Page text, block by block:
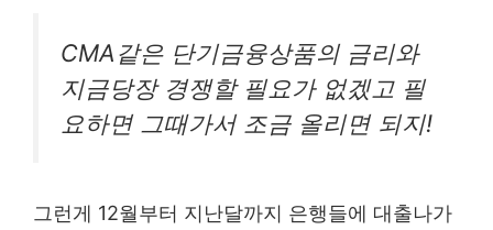
CMA같은 단기금융상품의 금리와
지금당장 경쟁할 필요가 없겠고 필
요하면 그때가서 조금 올리면 되지!
그런게 12월부터 지난달까지 은행들에 대출나가